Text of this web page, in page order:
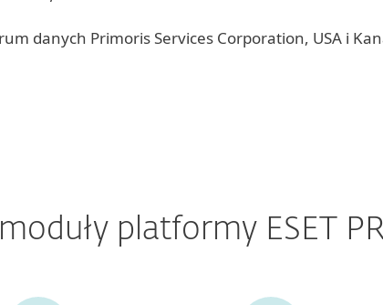
danych Primoris Services Corporation, USA i
platformy ESET